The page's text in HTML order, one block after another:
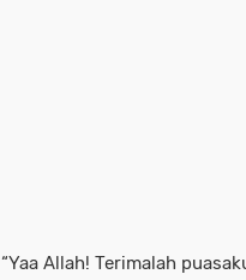
“Yaa Allah! Terimalah